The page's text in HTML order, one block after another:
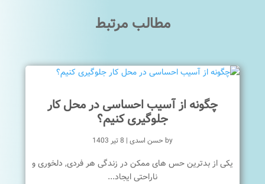
مطالب مرتبط
چگونه از آسیب احساسی در محل کار
جلوگیری کنیم؟
byحسن اسدی | 8 تیر 1403
یکی از بدترین حس های ممکن در زندگی هر فردی, دلخوری و
ناراحتی ایجاد...